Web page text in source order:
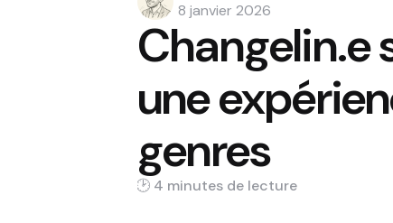
by
8 janvier 2026
Changelin.e
une
genres
4 min